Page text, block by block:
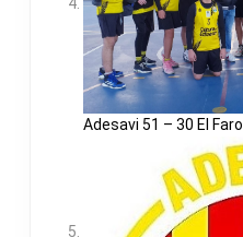
Adesavi 51 – 30 El Faro